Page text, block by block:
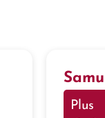
Samu
Plus